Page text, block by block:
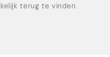
terug te vinden.